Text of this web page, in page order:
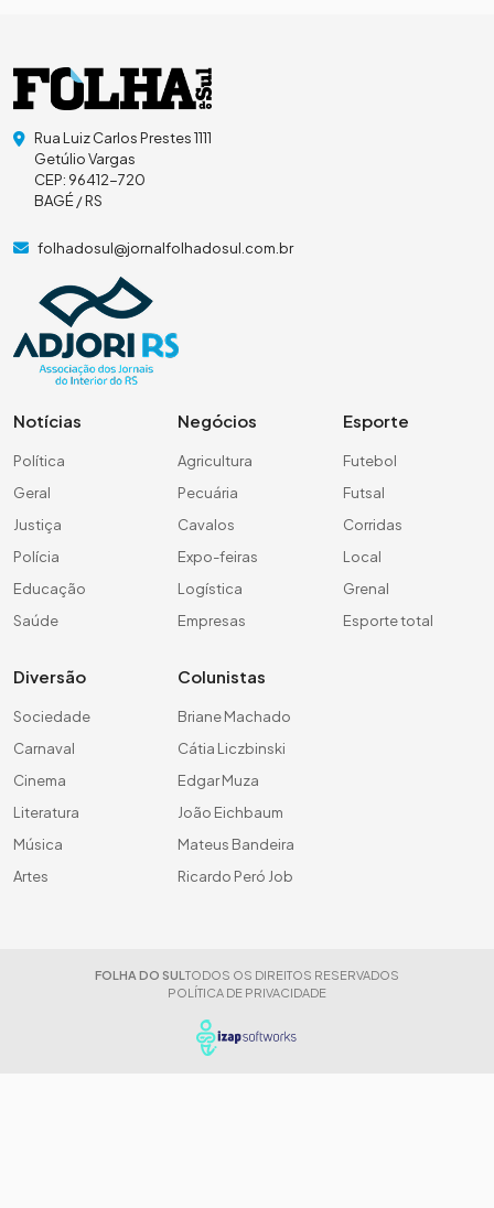
Rua Luiz Carlos Prestes 1111
Getúlio Vargas
CEP: 96412-720
BAGÉ / RS
folhadosul@jornalfolhadosul.com.br
Notícias
Política
Geral
Justiça
Polícia
Educação
Saúde
Negócios
Agricultura
Pecuária
Cavalos
Expo-feiras
Logística
Empresas
Esporte
Futebol
Futsal
Corridas
Local
Grenal
Esporte total
Diversão
Sociedade
Carnaval
Cinema
Literatura
Música
Artes
Colunistas
Briane Machado
Cátia Liczbinski
Edgar Muza
João Eichbaum
Mateus Bandeira
Ricardo Peró Job
FOLHA DO SUL TODOS OS DIREITOS RESERVADOS
POLÍTICA DE PRIVACIDADE